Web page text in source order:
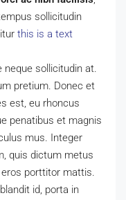
sollicitudin
this is a text
neque sollicitudin at.
pretium. Donec et
est, eu rhoncus
penatibus et magnis
mus. Integer
quis dictum metus
porttitor mattis.
id, porta in